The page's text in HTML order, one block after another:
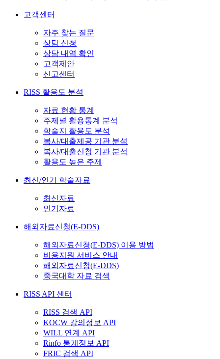
고객센터
자주 찾는 질문
상담 신청
상담 내역 확인
고객제안
신고센터
RISS 활용도 분석
자료 현황 통계
주제별 활용통계 분석
학술지 활용도 분석
복사/대출제공 기관 분석
복사/대출신청 기관 분석
활용도 높은 주제
최신/인기 학술자료
최신자료
인기자료
해외자료신청(E-DDS)
해외자료신청(E-DDS) 이용 방법
비용지원 서비스 안내
해외자료신청(E-DDS)
중국대학 자료 검색
RISS API 센터
RISS 검색 API
KOCW 강의정보 API
WILL 연계 API
Rinfo 통계정보 API
FRIC 검색 API